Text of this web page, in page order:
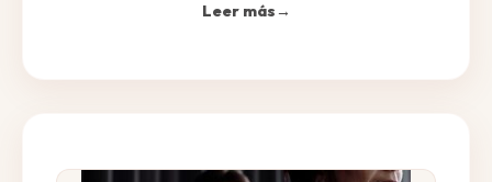
Leer más→